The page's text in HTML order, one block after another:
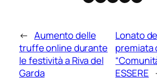
← Aumento delle
truffe online durante
le festività a Riva del
Garda
Lonato
premiata
ESSERE